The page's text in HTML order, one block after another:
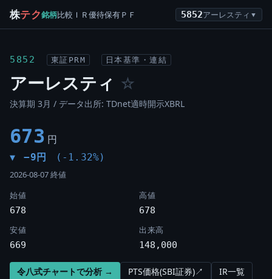
株テク銘柄比較 ＩＲ優待保有ＰＦ 5852アーレスティ ▼
5852 東証PRM 日本基準・連結
アーレスティ ☆
決算期 3月 / データ出所: TDnet適時開示XBRL
673 円
▼ −9円 (-1.32%)
2026-08-07 終値
始値
678
高値
678
安値
669
出来高
148,000
令八式チャートで分析 → PTS価格(SBI証券)↗ IR一覧